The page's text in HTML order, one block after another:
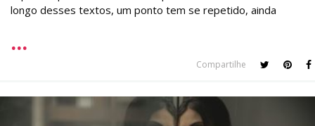
longo desses textos, um ponto tem se repetido, ainda
Compartilhe